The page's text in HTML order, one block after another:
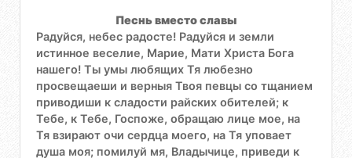
Песнь вместо славы
Радуйся, небес радосте! Радуйся и земли
истинное веселие, Марие, Мати Христа Бога
нашего! Ты умы любящих Тя любезно
просвещаеши и верныя Твоя певцы со тщанием
приводиши к сладости райских обителей; к
Тебе, к Тебе, Госпоже, обращаю лице мое, на
Тя взирают очи сердца моего, на Тя уповает
душа моя; помилуй мя, Владычице, приведи к